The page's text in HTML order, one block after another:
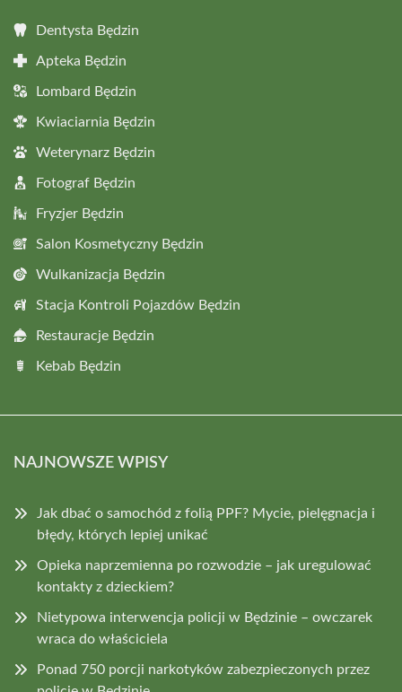
Dentysta Będzin
Apteka Będzin
Lombard Będzin
Kwiaciarnia Będzin
Weterynarz Będzin
Fotograf Będzin
Fryzjer Będzin
Salon Kosmetyczny Będzin
Wulkanizacja Będzin
Stacja Kontroli Pojazdów Będzin
Restauracje Będzin
Kebab Będzin
NAJNOWSZE WPISY
Jak dbać o samochód z folią PPF? Mycie, pielęgnacja i
błędy, których lepiej unikać
Opieka naprzemienna po rozwodzie – jak uregulować
kontakty z dzieckiem?
Nietypowa interwencja policji w Będzinie – owczarek
wraca do właściciela
Ponad 750 porcji narkotyków zabezpieczonych przez